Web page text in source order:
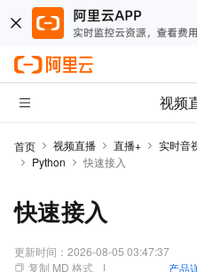
视频
首页 视频直播 直播+ 实时音
Python
快速接入
快速接入
更新时间： 2026-08-05 03:47:37
复制 MD 格式
产品